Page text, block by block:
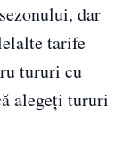
dar
tarife
tururi cu
alegeți tururi